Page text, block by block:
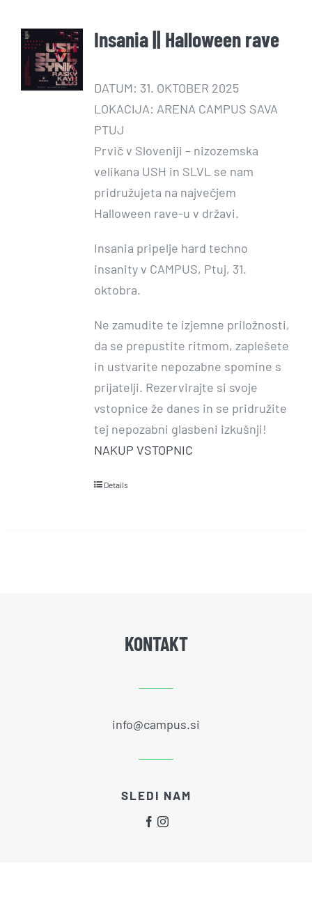
Insania || Halloween rave
DATUM: 31. OKTOBER 2025
LOKACIJA: ARENA CAMPUS SAVA
PTUJ
Prvič v Sloveniji – nizozemska
velikana USH in SLVL se nam
pridružujeta na največjem
Halloween rave-u v državi.
Insania pripelje hard techno
insanity v CAMPUS, Ptuj, 31.
oktobra.
Ne zamudite te izjemne priložnosti,
da se prepustite ritmom, zaplešete
in ustvarite nepozabne spomine s
prijatelji. Rezervirajte si svoje
vstopnice že danes in se pridružite
tej nepozabni glasbeni izkušnji!
NAKUP VSTOPNIC
Details
KONTAKT
info@campus.si
SLEDI NAM